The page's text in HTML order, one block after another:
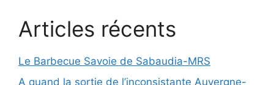
Articles récents
Le Barbecue Savoie de Sabaudia-MRS
A quand la sortie de l’inconsistante Auvergne-